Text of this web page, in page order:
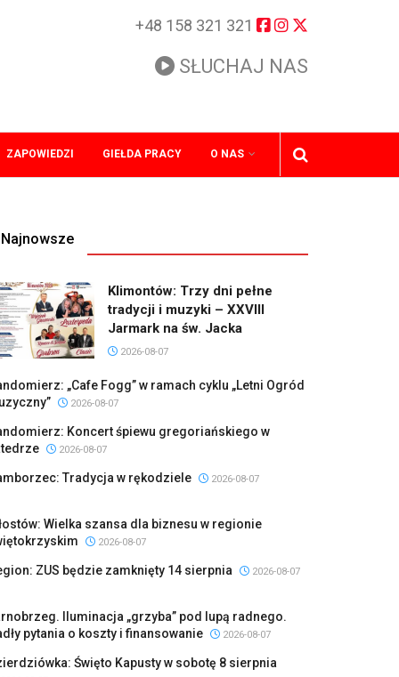
+48 158 321 321
SŁUCHAJ NAS
ZAPOWIEDZI GIEŁDA PRACY O NAS
Najnowsze
Klimontów: Trzy dni pełne
tradycji i muzyki – XXVIII
Jarmark na św. Jacka
2026-08-07
„Cafe Fogg” w ramach cyklu „Letni Ogród
2026-08-07
Koncert śpiewu gregoriańskiego w
2026-08-07
Tradycja w rękodziele 2026-08-07
Wielka szansa dla biznesu w regionie
2026-08-07
ZUS będzie zamknięty 14 sierpnia 2026-08-07
Iluminacja „grzyba” pod lupą radnego.
pytania o koszty i finansowanie
2026-08-07
Święto Kapusty w sobotę 8 sierpnia